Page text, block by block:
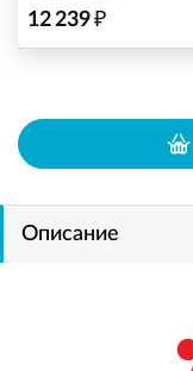
12 239₽
Описание